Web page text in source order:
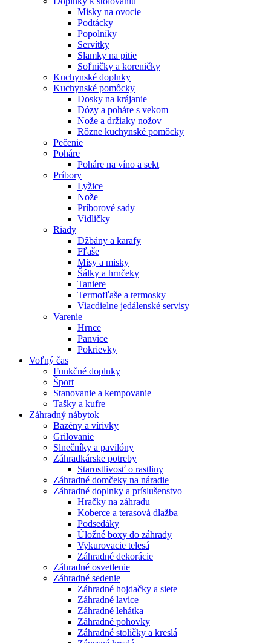
Misky na ovocie
Podtácky
Popolníky
Servítky
Slamky na pitie
Soľničky a koreničky
Kuchynské doplnky
Kuchynské pomôcky
Dosky na krájanie
Dózy a poháre s vekom
Nože a držiaky nožov
Rôzne kuchynské pomôcky
Pečenie
Poháre
Poháre na víno a sekt
Príbory
Lyžice
Nože
Príborové sady
Vidličky
Riady
Džbány a karafy
Fľaše
Misy a misky
Šálky a hrnčeky
Taniere
Termofľaše a termosky
Viacdielne jedálenské servisy
Varenie
Hrnce
Panvice
Pokrievky
Voľný čas
Funkčné doplnky
Šport
Stanovanie a kempovanie
Tašky a kufre
Záhradný nábytok
Bazény a vírivky
Grilovanie
Slnečníky a pavilóny
Záhradkárske potreby
Starostlivosť o rastliny
Záhradné domčeky na náradie
Záhradné doplnky a príslušenstvo
Hračky na záhradu
Koberce a terasová dlažba
Podsedáky
Úložné boxy do záhrady
Vykurovacie telesá
Záhradné dekorácie
Záhradné osvetlenie
Záhradné sedenie
Záhradné hojdačky a siete
Záhradné lavice
Záhradné lehátka
Záhradné pohovky
Záhradné stoličky a kreslá